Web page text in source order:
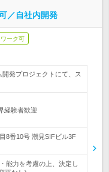
／自社内開発
ーク可
発プロジェクトにて、ス
経験者歓迎
8番10号 潮見SIFビル3F
能力を考慮の上、決定し